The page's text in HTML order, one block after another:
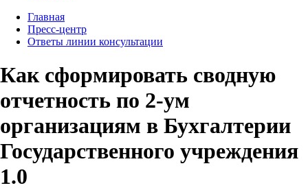
Главная
Пресс-центр
Ответы линии консультации
Как сформировать сводную
отчетность по 2-ум
организациям в Бухгалтерии
Государственного учреждения
1.0